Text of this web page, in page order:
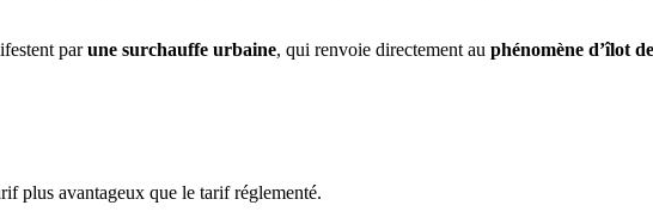
parune surchauffe urbaine, qui renvoie directement au phénomène d’îlot
plus avantageux que le tarif réglementé.